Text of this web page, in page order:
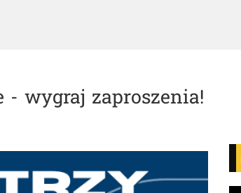
wygraj zaproszenia!